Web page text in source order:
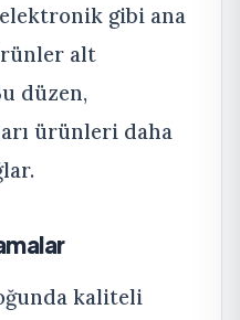
gibi ana
alt
düzen,
ürünleri daha
kaliteli